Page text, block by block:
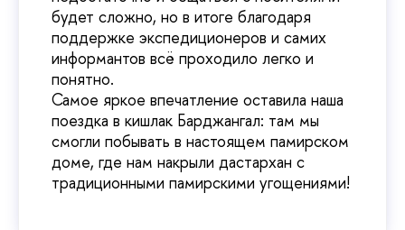
будет сложно, но в итоге благодаря
поддержке экспедиционеров и самих
информантов всё проходило легко и
понятно.
Самое яркое впечатление оставила наша
поездка в кишлак Барджангал: там мы
смогли побывать в настоящем памирском
доме, где нам накрыли дастархан с
традиционными памирскими угощениями!